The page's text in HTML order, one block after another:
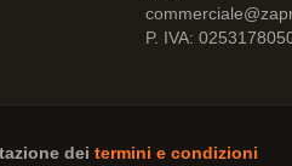
P. IVA:
dei termini e condizioni